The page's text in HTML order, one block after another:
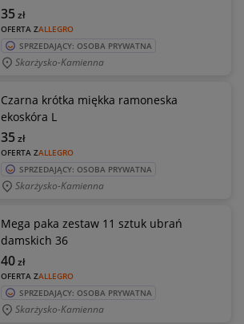
OFERTA ZALLEGRO
35zł
SPRZEDAJĄCY: OSOBA PRYWATNA
Skarżysko-Kamienna
Czarna krótka miękka ramoneska
ekoskóra L
OFERTA ZALLEGRO
35zł
SPRZEDAJĄCY: OSOBA PRYWATNA
Skarżysko-Kamienna
Mega paka zestaw 11 sztuk ubrań
damskich 36
OFERTA ZALLEGRO
40zł
SPRZEDAJĄCY: OSOBA PRYWATNA
Skarżysko-Kamienna